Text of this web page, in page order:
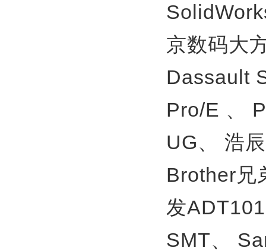
京数码大
Dassault
Pro/E 、
UG、
浩
Brother兄
发
SMT、